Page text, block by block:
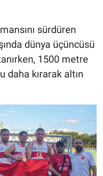
sürdüren
dünya üçüncüsü
1500 metre
daha kırarak altın